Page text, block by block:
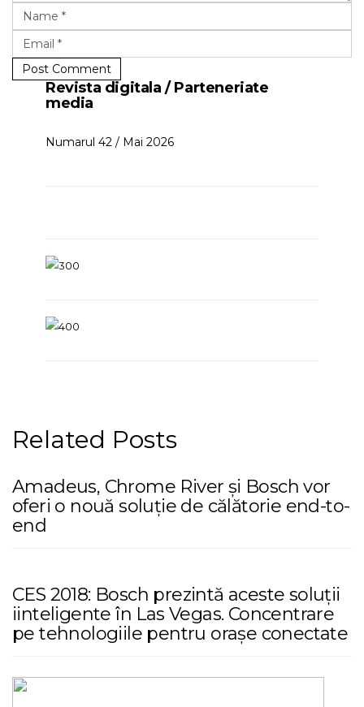
Post Comment
Revista digitala / Parteneriate
media
Numarul 42 / Mai 2026
Related Posts
Amadeus, Chrome River și Bosch vor
oferi o nouă soluție de călătorie end-to-
end
CES 2018: Bosch prezintă aceste soluții
iinteligente în Las Vegas. Concentrare
pe tehnologiile pentru orașe conectate